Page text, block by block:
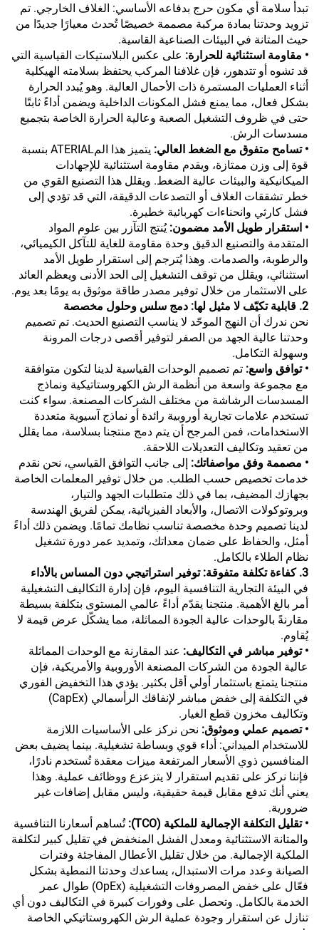
تبدأ سلامة أي مكون حرج بدفاعه الأساسي: الغلاف الخارجي. تم
تزويد وحدتنا بمادة مركبة مصممة خصيصًا تُحدث معيارًا جديدًا من
حيث المتانة في البيئات الصناعية القاسية.
• مقاومة استثنائية للحرارة: على عكس البلاستيكات القياسية التي
قد تشوه أو تتدهور، فإن غلافنا المركب يحتفظ بسلامته الهيكلية
أثناء العمليات المستمرة ذات الأحمال العالية. وهو يُبدد الحرارة
بشكل فعال، مما يمنع فشل المكونات الداخلية ويضمن أداءً ثابتًا
حتى في ظروف التشغيل الصعبة وعالية الحرارة الخاصة بتجميع
مسدسات الرش.
• تسامح متفوق مع الضغط العالي:
يتميز هذا المATERIAL بنسبة
قوة إلى وزن ممتازة، ويقدم مقاومة استثنائية للإجهادات
الميكانيكية والبيئات عالية الضغط. ويقلل هذا التصنيع القوي من
خطر تشققات الغلاف أو التصدعات الدقيقة، التي قد تؤدي إلى
فشل كارثي وانحناءات كهربائية خطيرة.
• استقرار طويل الأمد مضمون:يُنتج التآزر بين علوم المواد
المتقدمة والتصنيع الدقيق وحدة مقاومة للغاية للتآكل الكيميائي،
والرطوبة، والصدمات. وهذا يُترجم إلى استقرار طويل الأمد
استثنائي، ويقلل من توقف التشغيل إلى الحد الأدنى ويعظم العائد
على الاستثمار من خلال توفير مصدر طاقة موثوق به يومًا بعد يوم.
2. قابلية تكيّف لا مثيل لها: دمج سلس وحلول مخصصة
نحن ندرك أن النهج الموحّد لا يناسب التصنيع الحديث. تم تصميم
وحدتنا عالية الجهد من الصفر لتوفير أقصى درجات المرونة
وسهولة التكامل.
• توافق واسع: تم تصميم الوحدات القياسية لدينا لتكون متوافقة
مع مجموعة واسعة من أنظمة الرش الكهروستاتيكية ونماذج
المسدسات الرشاشة من مختلف الشركات المصنعة. سواء كنت
تستخدم علامات تجارية أوروبية رائدة أو نماذج آسيوية متعددة
الاستخدامات، فمن المرجح أن يتم دمج منتجنا بسلاسة، مما يقلل
من تعقيد وتكاليف التعديلات اللاحقة.
• مصممة وفق مواصفاتك: إلى جانب التوافق القياسي، نحن نقدم
خدمات تخصيص حسب الطلب. من خلال توفير المعلمات الخاصة
بجهازك المضيف، بما في ذلك متطلبات الجهد والتيار،
وبروتوكولات الاتصال، والأبعاد الفيزيائية، يمكن لفريق الهندسة
لدينا تصميم وحدة مخصصة تناسب نظامك تمامًا. ويضمن ذلك أداءً
أمثل، والحفاظ على ضمان معداتك، وتمديد عمر دورة تشغيل
نظام الطلاء بالكامل.
3. كفاءة تكلفة متفوقة: توفير استراتيجي دون المساس بالأداء
في البيئة التجارية التنافسية اليوم، فإن إدارة التكاليف التشغيلية
أمر بالغ الأهمية. منتجنا يقدّم أداءً عالمي المستوى بتكلفة بسيطة
مقارنةً بالوحدات عالية الجودة المماثلة، مما يشكّل عرض قيمة لا
يُقاوم.
• توفير مباشر في التكاليف: عند المقارنة مع الوحدات المماثلة
عالية الجودة من الشركات المصنعة الأوروبية والأمريكية، فإن
منتجنا يتمتع باستثمار أولي أقل بكثير. يؤدي هذا التخفيض الفوري
في التكلفة إلى خفض مباشر لإنفاقك الرأسمالي (CapEx)
وتكاليف مخزون قطع الغيار.
• تصميم عملي وموثوق: نحن نركز على الأساسيات اللازمة
للاستخدام الميداني: أداء قوي وبساطة تشغيلية. بينما يضيف بعض
المنافسين ذوي الأسعار المرتفعة ميزات معقدة تُستخدم نادرًا،
فإننا نركز على تقديم استقرار لا يتزعزع ووظائف عملية. وهذا
يعني أنك تدفع مقابل قيمة حقيقية، وليس مقابل إضافات غير
ضرورية.
• تقليل التكلفة الإجمالية للملكية (TCO):
تُساهم أسعارنا التنافسية
والمتانة الاستثنائية ومعدل الفشل المنخفض في تقليل كبير لتكلفة
الملكية الإجمالية. من خلال تقليل الأعطال المفاجئة وفترات
الصيانة وعدد مرات الاستبدال، يساعدك وحدتنا النمطية بشكل
فعّال على خفض المصروفات التشغيلية (OpEx) طوال عمر
الخدمة بالكامل. وتحصل على وفورات كبيرة في التكاليف دون أي
تنازل عن استقرار وجودة عملية الرش الكهروستاتيكي الخاصة